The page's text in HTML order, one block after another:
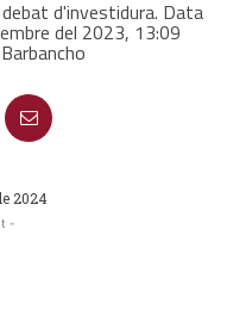
d'investidura. Data
del 2023, 13:09
2024
-